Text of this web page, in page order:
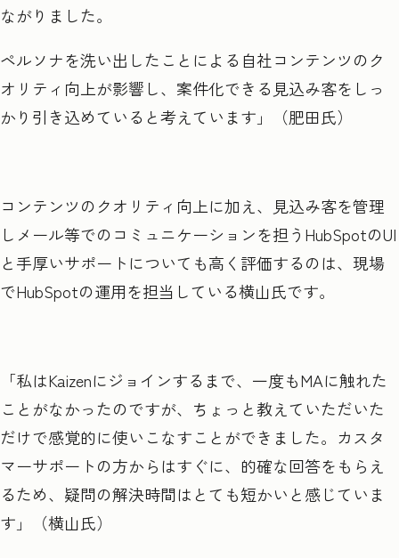
ながりました。
ペルソナを洗い出したことによる自社コンテンツのク
オリティ向上が影響し、案件化できる見込み客をしっ
かり引き込めていると考えています」（肥田氏）
コンテンツのクオリティ向上に加え、見込み客を管理
しメール等でのコミュニケーションを担うHubSpotのUI
と手厚いサポートについても高く評価するのは、現場
でHubSpotの運用を担当している横山氏です。
「私はKaizenにジョインするまで、一度もMAに触れた
ことがなかったのですが、ちょっと教えていただいた
だけで感覚的に使いこなすことができました。カスタ
マーサポートの方からはすぐに、的確な回答をもらえ
るため、疑問の解決時間はとても短かいと感じていま
す」（横山氏）